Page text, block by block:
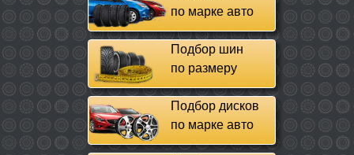
по марке авто
Подбор шин
по размеру
Подбор дисков
по марке авто